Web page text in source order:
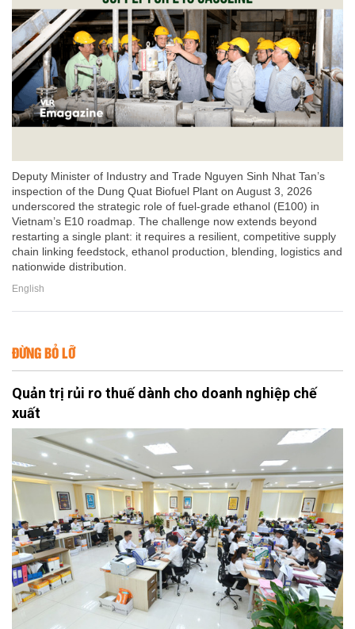
Deputy Minister of Industry and Trade Nguyen Sinh Nhat Tan’s
inspection of the Dung Quat Biofuel Plant on August 3, 2026
underscored the strategic role of fuel-grade ethanol (E100) in
Vietnam’s E10 roadmap. The challenge now extends beyond
restarting a single plant: it requires a resilient, competitive supply
chain linking feedstock, ethanol production, blending, logistics and
nationwide distribution.
English
ĐỪNG BỎ LỠ
Quản trị rủi ro thuế dành cho doanh nghiệp chế
xuất